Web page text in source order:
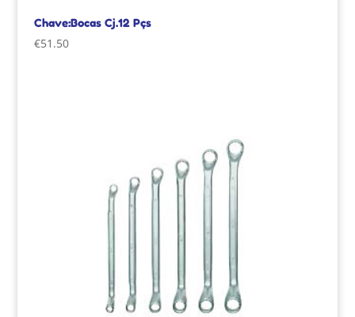
Chave:Bocas Cj.12 Pçs
€51.50